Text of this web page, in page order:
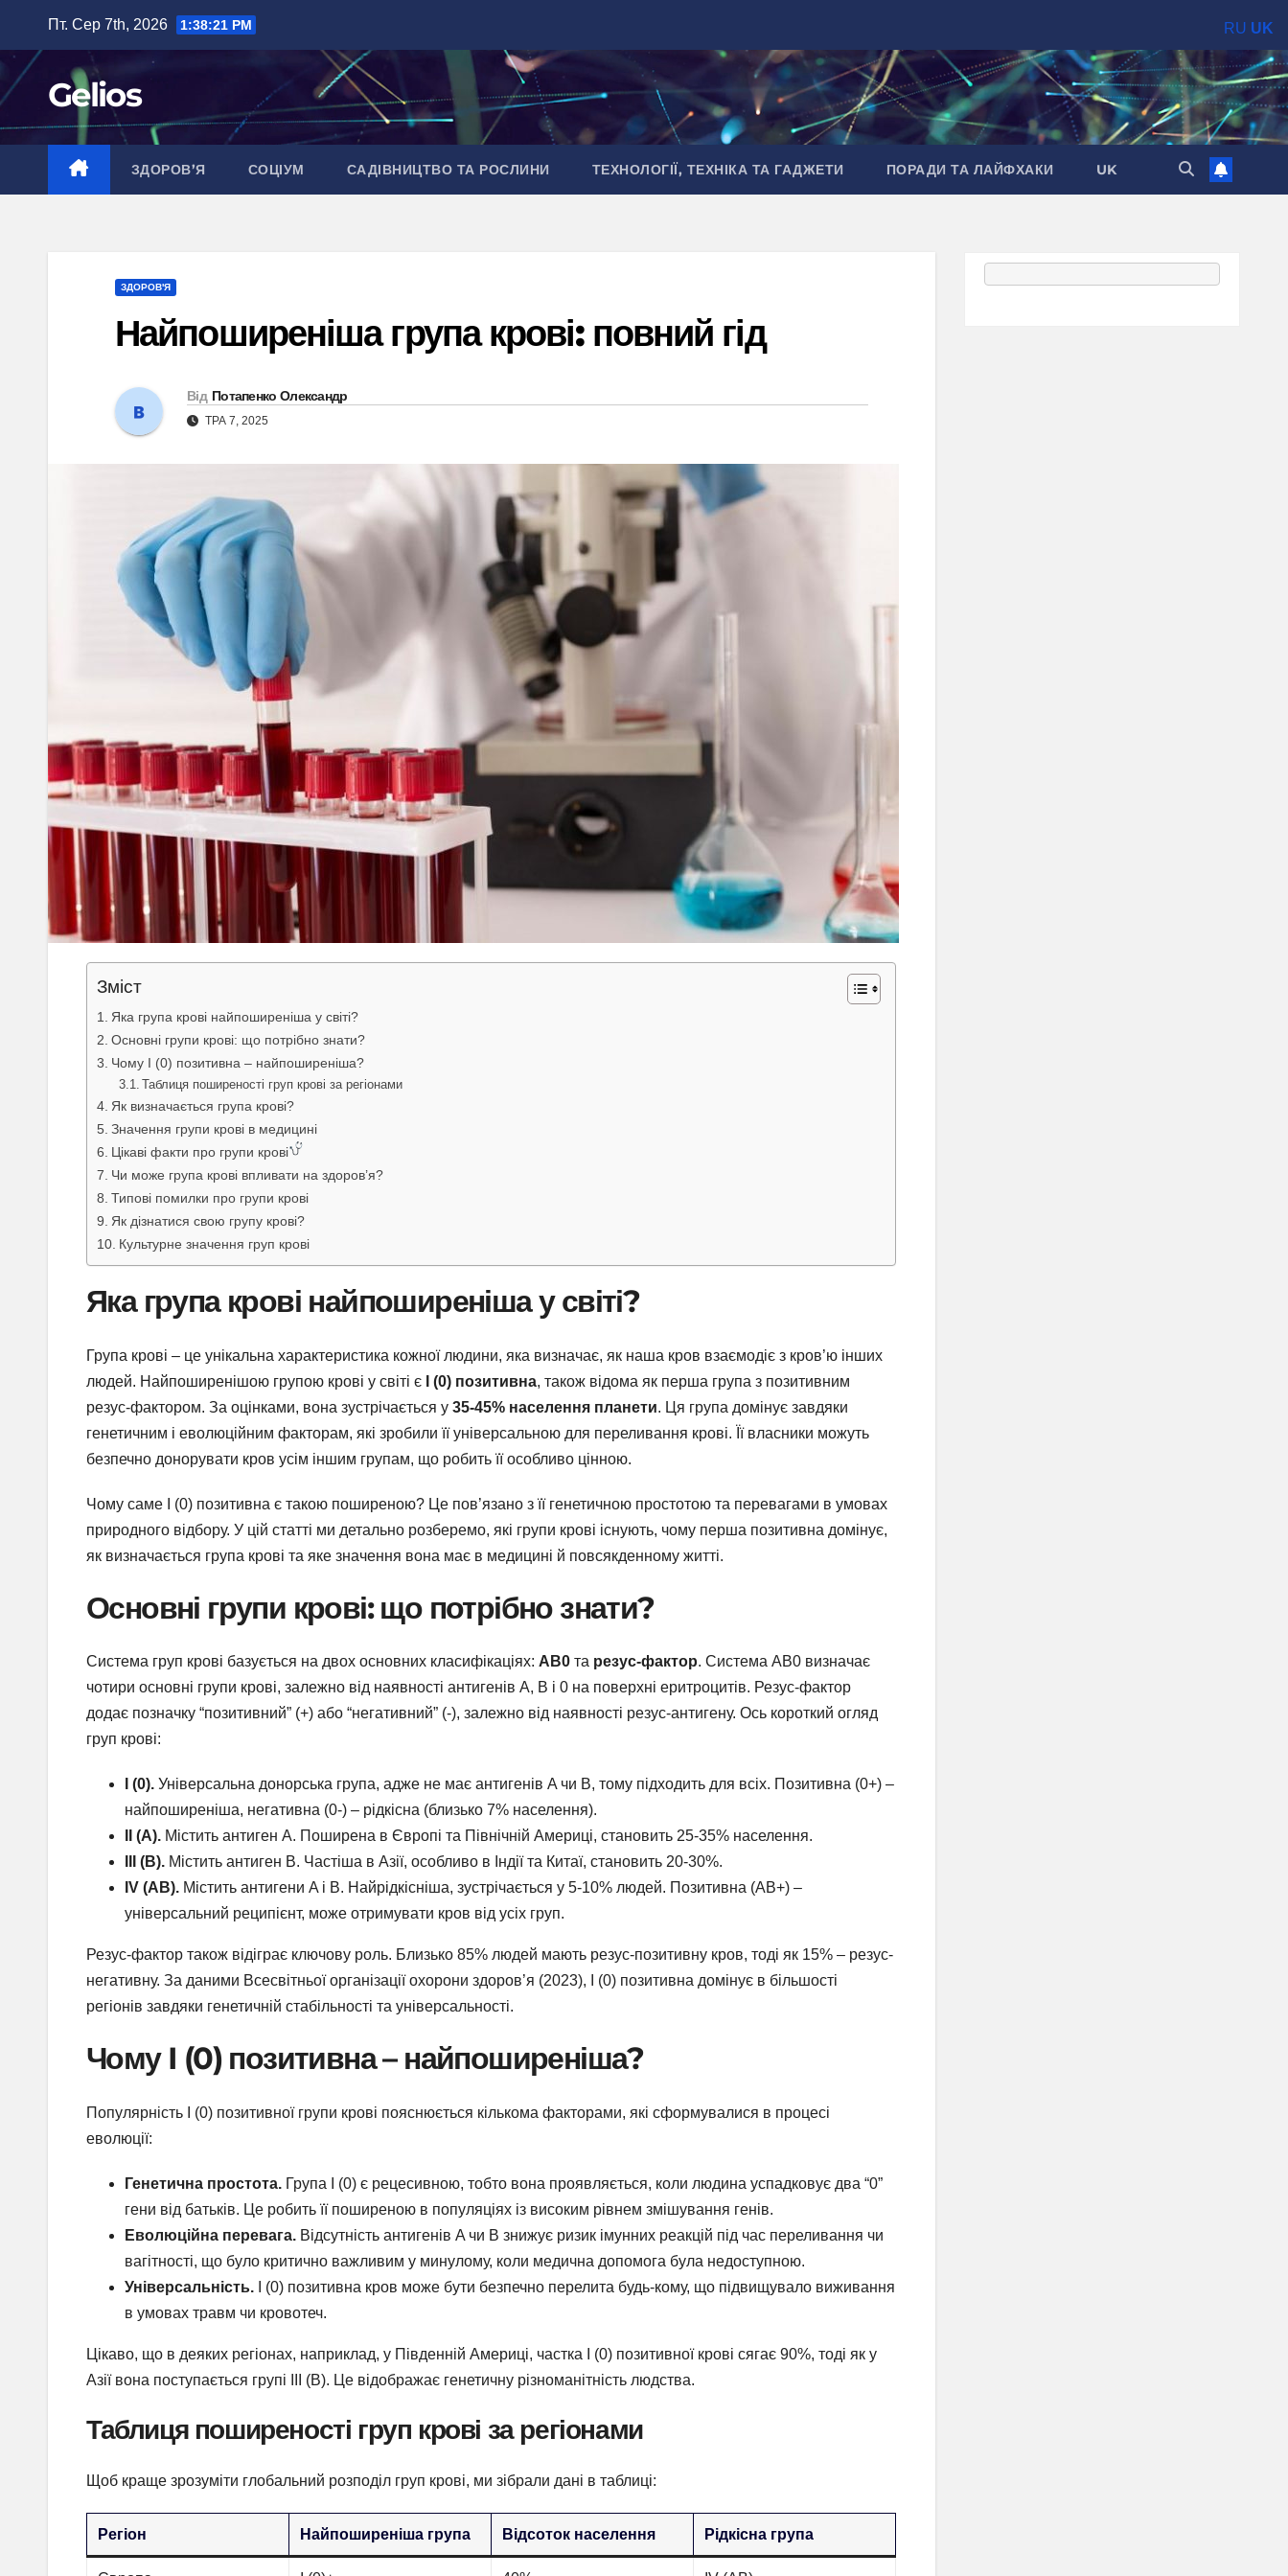
вмісту
Пт. Сер 7th, 2026 1:38:22 PM
Gelios
ЗДОРОВ’Я СОЦІУМ САДІВНИЦТВО ТА РОСЛИНИ ТЕХНОЛОГІЇ, ТЕХНІКА ТА ГАДЖЕТИ ПОРАДИ ТА ЛАЙФХАКИ UK
ЗДОРОВ'Я
Найпоширеніша група крові: повний гід
Від Потапенко Олександр
ТРА 7, 2025
Зміст
Яка група крові найпоширеніша у світі?
Основні групи крові: що потрібно знати?
Чому I (0) позитивна – найпоширеніша?
Таблиця поширеності груп крові за регіонами
Як визначається група крові?
Значення групи крові в медицині
Цікаві факти про групи крові
Чи може група крові впливати на здоров’я?
Типові помилки про групи крові
Як дізнатися свою групу крові?
Культурне значення груп крові
Яка група крові найпоширеніша у світі?
Група крові – це унікальна характеристика кожної людини, яка визначає, як наша кров взаємодіє з кров’ю інших
людей. Найпоширенішою групою крові у світі є
I (0) позитивна, також відома як перша група з позитивним
резус-фактором. За оцінками, вона зустрічається у 35-45% населення планети. Ця група домінує завдяки
генетичним і еволюційним факторам, які зробили її універсальною для переливання крові. Її власники можуть
безпечно донорувати кров усім іншим групам, що робить її особливо цінною.
Чому саме I (0) позитивна є такою поширеною? Це пов’язано з її генетичною простотою та перевагами в умовах
природного відбору. У цій статті ми детально розберемо, які групи крові існують, чому перша позитивна домінує,
як визначається група крові та яке значення вона має в медицині й повсякденному житті.
Основні групи крові: що потрібно знати?
Система груп крові базується на двох основних класифікаціях: AB0 та резус-фактор. Система AB0 визначає
чотири основні групи крові, залежно від наявності антигенів A, B і 0 на поверхні еритроцитів. Резус-фактор
додає позначку “позитивний” (+) або “негативний” (-), залежно від наявності резус-антигену. Ось короткий огляд
груп крові:
I (0). Універсальна донорська група, адже не має антигенів A чи B, тому підходить для всіх. Позитивна (0+) –
найпоширеніша, негативна (0-) – рідкісна (близько 7% населення).
II (A). Містить антиген A. Поширена в Європі та Північній Америці, становить 25-35% населення.
III (B). Містить антиген B. Частіша в Азії, особливо в Індії та Китаї, становить 20-30%.
IV (AB). Містить антигени A і B. Найрідкісніша, зустрічається у 5-10% людей. Позитивна (AB+) –
універсальний реципієнт, може отримувати кров від усіх груп.
Резус-фактор також відіграє ключову роль. Близько 85% людей мають резус-позитивну кров, тоді як 15% – резус-
негативну. За даними Всесвітньої організації охорони здоров’я (2023), I (0) позитивна домінує в більшості
регіонів завдяки генетичній стабільності та універсальності.
Чому I (0) позитивна – найпоширеніша?
Популярність I (0) позитивної групи крові пояснюється кількома факторами, які сформувалися в процесі
еволюції:
Генетична простота. Група I (0) є рецесивною, тобто вона проявляється, коли людина успадковує два “0”
гени від батьків. Це робить її поширеною в популяціях із високим рівнем змішування генів.
Еволюційна перевага. Відсутність антигенів A чи B знижує ризик імунних реакцій під час переливання чи
вагітності, що було критично важливим у минулому, коли медична допомога була недоступною.
Універсальність. I (0) позитивна кров може бути безпечно перелита будь-кому, що підвищувало виживання
в умовах травм чи кровотеч.
Цікаво, що в деяких регіонах, наприклад, у Південній Америці, частка I (0) позитивної крові сягає 90%, тоді як у
Азії вона поступається групі III (B). Це відображає генетичну різноманітність людства.
Таблиця поширеності груп крові за регіонами
Щоб краще зрозуміти глобальний розподіл груп крові, ми зібрали дані в таблиці:
Регіон Найпоширеніша група Відсоток населення Рідкісна група
RU UK